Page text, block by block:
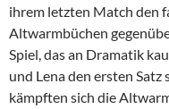
ihrem letzten Match den
Altwarmbüchen
Spiel, das an Dramatik
und Lena den ersten
kämpften sich die